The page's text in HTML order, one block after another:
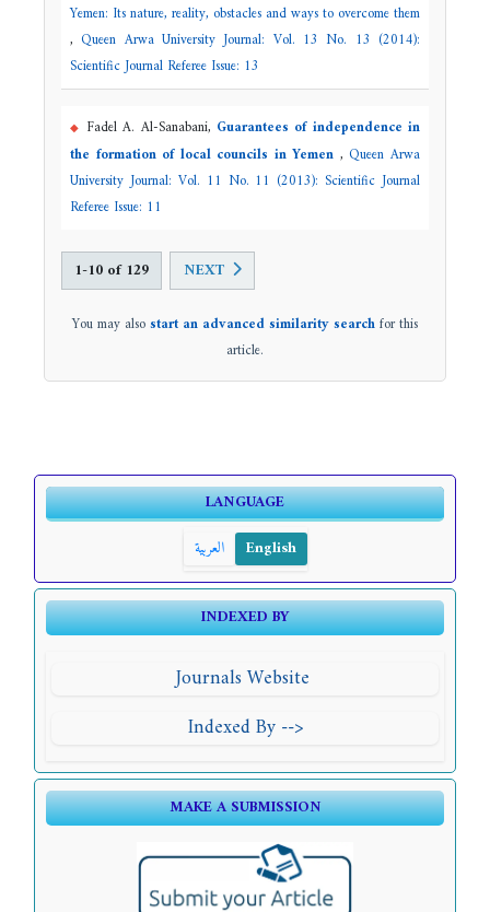
Yemen: Its nature, reality, obstacles and ways to overcome them
,Queen Arwa University Journal: Vol. 13 No. 13 (2014):
Scientific Journal Referee Issue: 13
Fadel A. Al-Sanabani, Guarantees of independence in
the formation of local councils in Yemen ,Queen Arwa
University Journal: Vol. 11 No. 11 (2013): Scientific Journal
Referee Issue: 11
1-10 of 129 NEXT
You may alsostart an advanced similarity searchfor this
article.
LANGUAGE
العربية
English
INDEXED BY
Journals Website
Indexed By -->
MAKE A SUBMISSION